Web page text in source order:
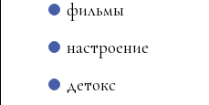
фильмы
настроение
детокс